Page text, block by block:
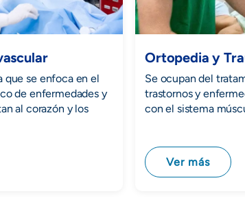
que se enfoca en el
de enfermedades y
al corazón y los
Ortopedia y
Se ocupan del
trastornos y
con el sistema
Ver más